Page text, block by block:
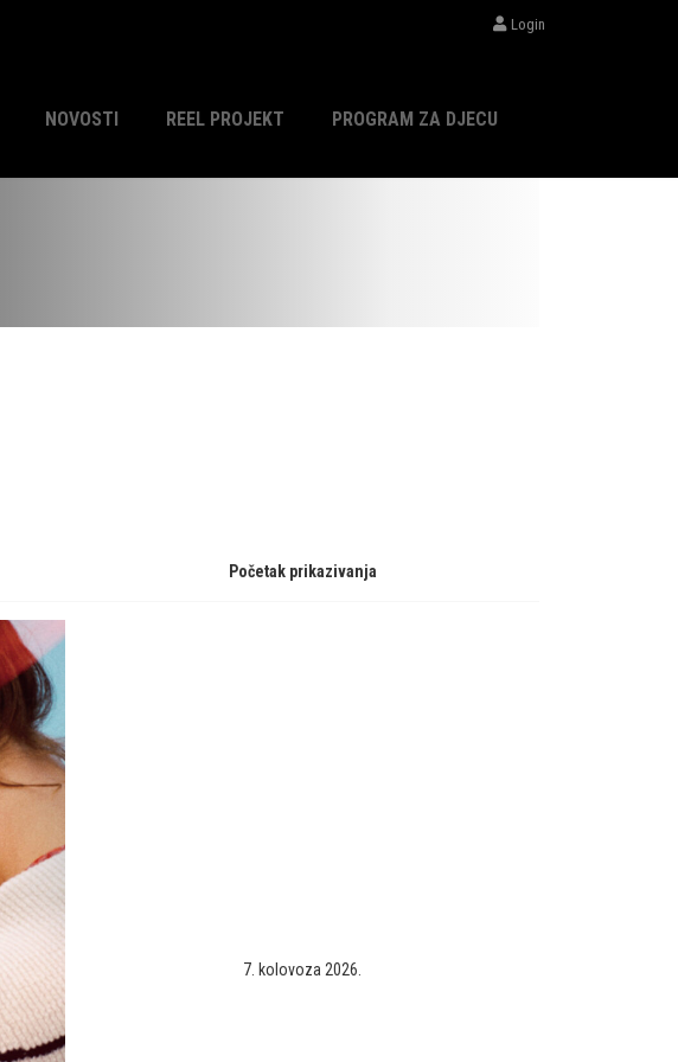
Login
NOVOSTI REEL PROJEKT PROGRAM ZA DJECU
Početak prikazivanja
7. kolovoza 2026.